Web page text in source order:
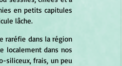
en petits capitules
lâche.
raréfie dans la région
localement dans nos
siliceux, frais, un peu